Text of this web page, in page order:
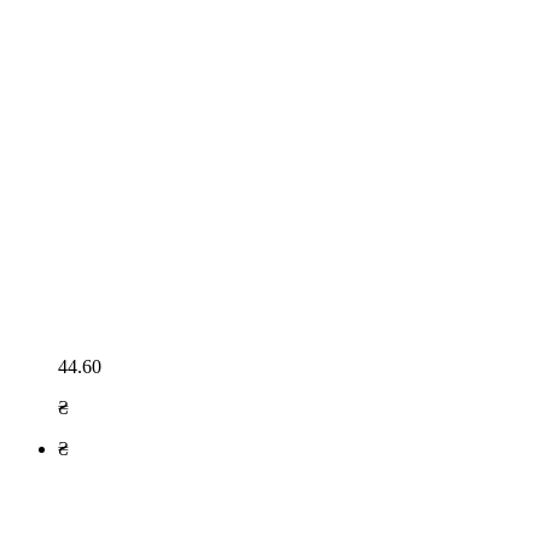
44.60
₴
₴